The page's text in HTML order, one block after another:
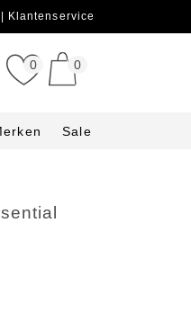
Klantenservice
0 0
Sale